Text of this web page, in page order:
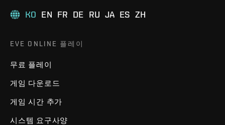
KO EN FR DE RU JA ES ZH
EVE ONLINE 플레이
무료 플레이
게임 다운로드
게임 시간 추가
시스템 요구사양